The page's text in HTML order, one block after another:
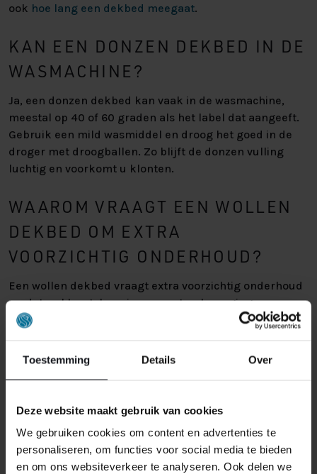
Toestemming Details Over
Deze website maakt gebruik van cookies
We gebruiken cookies om content en advertenties te
personaliseren, om functies voor social media te bieden
en om ons websiteverkeer te analyseren. Ook delen we
ook hoe lang een dekbed meegaat.
KAN EEN DONZEN DEKBED IN DE
WASMACHINE?
Ja, een donzen dekbed kan vaak in de wasmachine,
meestal op 40 of 60 graden als het label dat aangeeft.
Gebruik een mild wasmiddel en droog het goed in de
droger met droogballen. Zo blijft de donzen vulling
luchtig en voorkomt u klonten.
WAAROM VRAAGT EEN WOLLEN
DEKBED OM EXTRA
VOORZICHTIG ONDERHOUD?
Een wollen dekbed vraagt extra voorzichtig onderhoud
omdat wol kwetsbaar is voor water, beweging en
temperatuurverschillen. Wol bevat lanoline en kan
professioneel reinigen helpt de natuurlijke
WANNEER IS PROFESSIONEEL
REINIGEN BETER DAN THUIS
WASSEN?